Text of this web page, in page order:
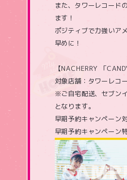
また、タワーレコード
ます！
ポジティブで力強いア
早めに！
【NACHERRY 「
対象店舗：タワーレコ
※ご自宅配送、セブン
となります。
早期予約キャンペーン
早期予約キャンペーン